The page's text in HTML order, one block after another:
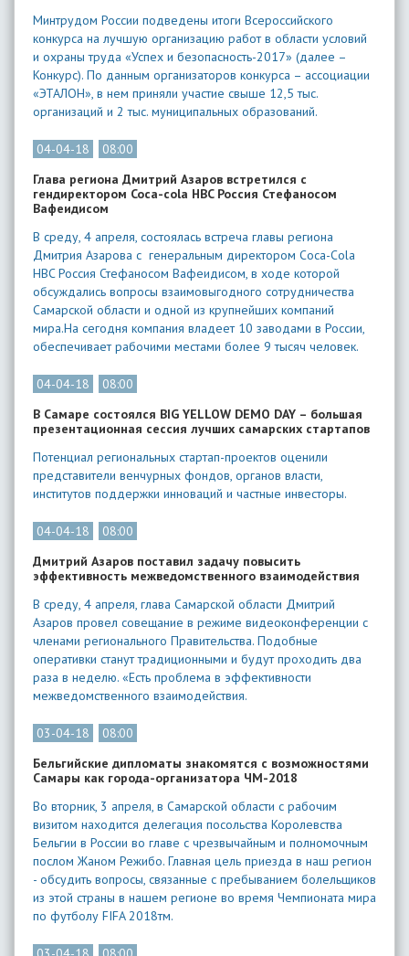
Минтрудом России подведены итоги Всероссийского
конкурса на лучшую организацию работ в области условий
и охраны труда «Успех и безопасность-2017» (далее –
Конкурс). По данным организаторов конкурса – ассоциации
«ЭТАЛОН», в нем приняли участие свыше 12,5 тыс.
организаций и 2 тыс. муниципальных образований.
04-04-18
08:00
Глава региона Дмитрий Азаров встретился с
гендиректором Coca-cola HBC Россия Стефаносом
Вафеидисом
В среду, 4 апреля, состоялась встреча главы региона
Дмитрия Азарова с генеральным директором Coca-Cola
HBC Россия Стефаносом Вафеидисом, в ходе которой
обсуждались вопросы взаимовыгодного сотрудничества
Самарской области и одной из крупнейших компаний
мира.На сегодня компания владеет 10 заводами в России,
обеспечивает рабочими местами более 9 тысяч человек.
04-04-18
08:00
В Самаре состоялся BIG YELLOW DEMO DAY – большая
презентационная сессия лучших самарских стартапов
Потенциал региональных стартап-проектов оценили
представители венчурных фондов, органов власти,
институтов поддержки инноваций и частные инвесторы.
04-04-18
08:00
Дмитрий Азаров поставил задачу повысить
эффективность межведомственного взаимодействия
В среду, 4 апреля, глава Самарской области Дмитрий
Азаров провел совещание в режиме видеоконференции с
членами регионального Правительства. Подобные
оперативки станут традиционными и будут проходить два
раза в неделю. «Есть проблема в эффективности
межведомственного взаимодействия.
03-04-18
08:00
Бельгийские дипломаты знакомятся с возможностями
Самары как города-организатора ЧМ-2018
Во вторник, 3 апреля, в Самарской области с рабочим
визитом находится делегация посольства Королевства
Бельгии в России во главе с чрезвычайным и полномочным
послом Жаном Режибо. Главная цель приезда в наш регион
- обсудить вопросы, связанные с пребыванием болельщиков
из этой страны в нашем регионе во время Чемпионата мира
по футболу FIFA 2018тм.